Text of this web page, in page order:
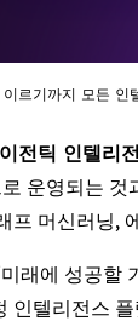
이르기까지 모든 인
전틱 인텔리
운영되는
머신러닝,
에 성공할
텔리전스